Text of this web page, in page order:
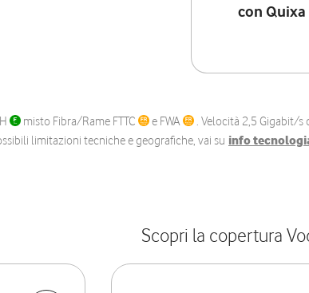
con Quixa
misto Fibra/Rame FTTC e FWA . Velocità 2,5 Gigabit/
limitazioni tecniche e geografiche, vai su info
Scopri la copertura